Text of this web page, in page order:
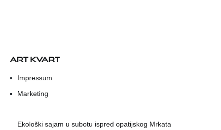
ART KVART
Impressum
Marketing
Ekološki sajam u subotu ispred opatijskog Mrkata